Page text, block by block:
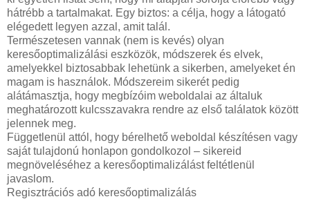
hátrébb a tartalmakat. Egy biztos: a célja, hogy a látogató
elégedett legyen azzal, amit talál.
Természetesen vannak (nem is kevés) olyan
keresőoptimalizálási eszközök, módszerek és elvek,
amelyekkel biztosabbak lehetünk a sikerben, amelyeket én
magam is használok. Módszereim sikerét pedig
alátámasztja, hogy megbízóim weboldalai az általuk
meghatározott kulcsszavakra rendre az első találatok között
jelennek meg.
Függetlenül attól, hogy bérelhető weboldal készítésen vagy
saját tulajdonú honlapon gondolkozol – sikereid
megnöveléséhez a keresőoptimalizálást feltétlenül
javaslom.
Regisztrációs adó keresőoptimalizálás